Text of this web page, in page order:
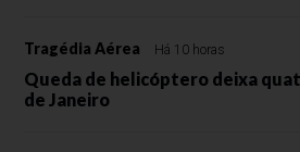
Tragédia Aérea Há 10 horas
Queda de helicóptero deixa
de Janeiro